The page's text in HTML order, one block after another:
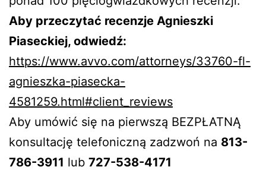
Aby przeczytać recenzje Agnieszki
Piaseckiej, odwiedź:
https://www.avvo.com/attorneys/33760-fl-
agnieszka-piasecka-
4581259.html#client_reviews
Aby umówić się na pierwszą BEZPŁATNĄ
konsultację telefoniczną zadzwoń na 813-
786-3911 lub 727-538-4171